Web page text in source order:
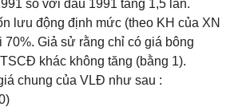
so với đầu 1991 tăng 1,5 lần.
lưu động định mức (theo KH của XN
70%. Giả sử rằng chỉ có giá bông
khác không tăng (bằng 1).
chung của VLĐ như sau :